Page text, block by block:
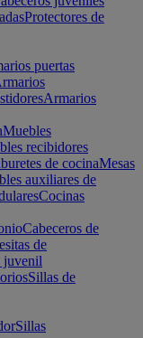
Protectores de
puertas
Armarios
Muebles
recibidores
de cocinaMesas
auxiliares de
Cocinas
Cabeceros de
de
juvenil
Sillas de
Sillas